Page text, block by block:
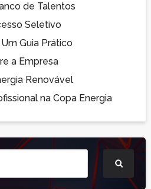
de Talentos
Seletivo
Guia Prático
a Empresa
Renovável
na Copa Energia